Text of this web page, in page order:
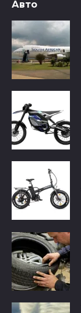
Авто